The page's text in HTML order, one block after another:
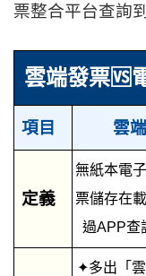
票整合平台查詢
雲端發票🆚
項目 雲
定義
無紙本電
票儲存在
過APP查
✦多出「